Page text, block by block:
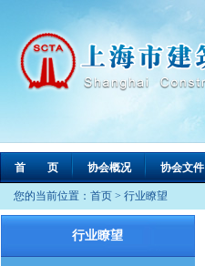
首 页 协会概况 协会文件
您的当前位置： 首页 > 行业瞭望
行业瞭望